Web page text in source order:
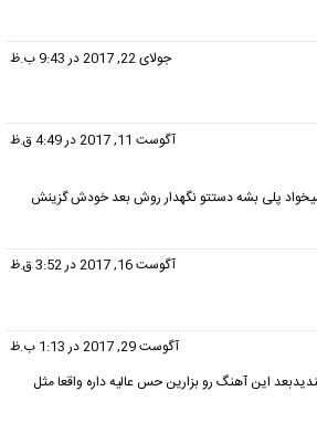
جولای 22, 2017 در 9:43 ب.ظ
آگوست 11, 2017 در 4:49 ق.ظ
میخواد پلی بشه دستتو نگهدار روش بعد خودش گزینش
آگوست 16, 2017 در 3:52 ق.ظ
آگوست 29, 2017 در 1:13 ب.ظ
این آهنگ رو بزارین حس عالیه داره واقعا مثل